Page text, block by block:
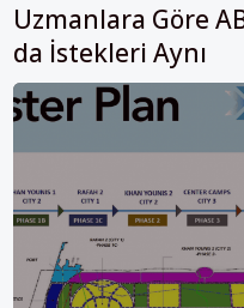
Uzmanlara Göre
da İstekleri Aynı